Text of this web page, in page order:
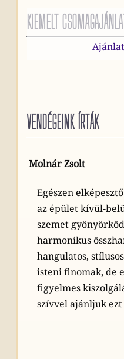
KIEMELT
VENDÉGEINK ÍRTÁK
Molnár Zsolt
Egészen
az épület kívül-
szemet
harmonikus
hangulatos,
isteni finomak, de
figyelmes
szívvel ajánljuk ezt